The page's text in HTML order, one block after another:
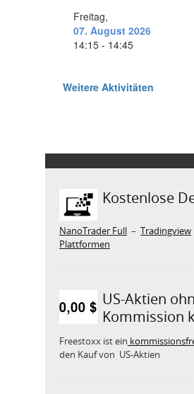
Kostenlose
NanoTrader Full – Tradingview
Plattformen
US-Aktien
Kommission
Freestoxx ist ein
den Kauf von US-Aktien